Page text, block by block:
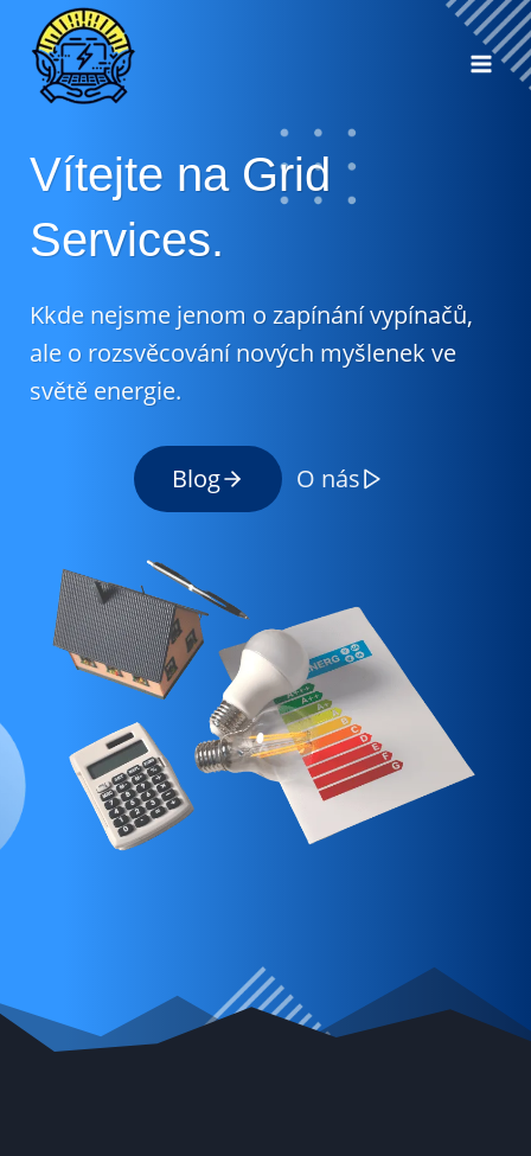
Přeskočit
obsah
Vítejte na Grid
Services.
Kkde nejsme jenom o zapínání vypínačů,
ale o rozsvěcování nových myšlenek ve
světě energie.
Blog O nás